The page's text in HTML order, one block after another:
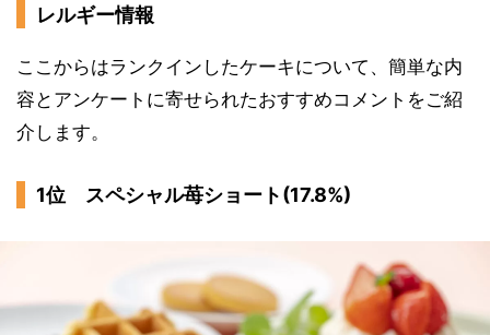
レルギー情報
ここからはランクインしたケーキについて、簡単な内
容とアンケートに寄せられたおすすめコメントをご紹
介します。
1位 スペシャル苺ショート(17.8%)